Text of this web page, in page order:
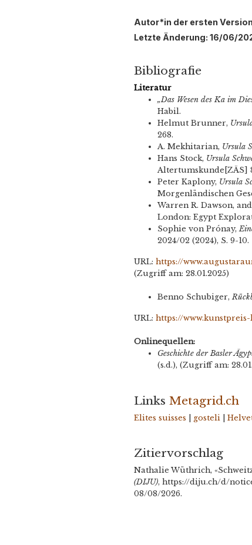
Autor*in der ersten
Letzte Änderung: 16/06/
Bibliografie
Literatur
„Das Wesen des Ka im
Habil.
Helmut Brunner,
268.
A. Mekhitarian, Ursula
Hans Stock, Ursula
Altertumskunde[ZÄS]
Peter Kaplony, Ursula
Morgenländischen
Warren R. Dawson,
London: Egypt
Sophie von Prónay,
2024/02 (2024), S. 9-10.
URL:https://
(Zugriff am: 28.01.2025)
Benno Schubiger,
URL:https://
Onlinequellen:
Geschichte der Basler
(s.d.), (Zugriff am:
Links Metagrid.ch
Elites suisses gosteli |
Zitiervorschlag
Nathalie Wüthrich,
(DIJU), https://diju.ch/d/
08/08/2026.